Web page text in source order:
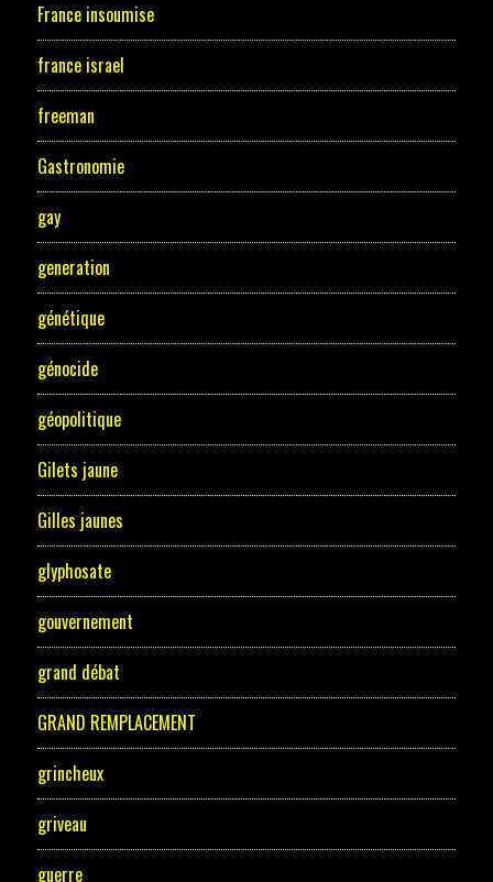
France insoumise
france israel
freeman
Gastronomie
gay
generation
génétique
génocide
géopolitique
Gilets jaune
Gilles jaunes
glyphosate
gouvernement
grand débat
GRAND REMPLACEMENT
grincheux
griveau
guerre